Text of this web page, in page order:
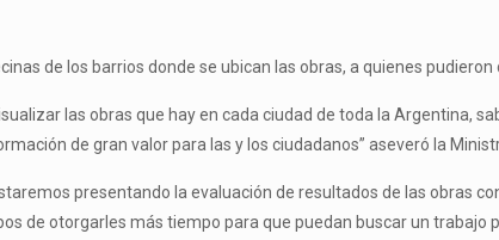
de los barrios donde se ubican las obras, a quienes
las obras que hay en cada ciudad de toda la Argentina,
de gran valor para las y los ciudadanos” aseveró la
presentando la evaluación de resultados de las obras
de otorgarles más tiempo para que puedan buscar un trabajo